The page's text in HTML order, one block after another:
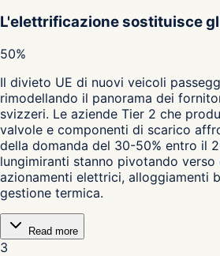
L'elettrificazione sostituisce
50%
Il divieto UE di nuovi veicoli
rimodellando il panorama dei
svizzeri. Le aziende Tier 2 che
valvole e componenti di scarico
della domanda del 30-50% entro il
lungimiranti stanno pivotando
azionamenti elettrici, alloggiamenti
gestione termica.
Read more
3